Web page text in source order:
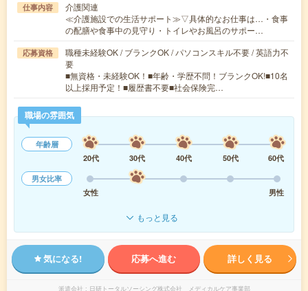
仕事内容
介護関連
≪介護施設での生活サポート≫▽具体的なお仕事は…・食事
の配膳や食事中の見守り・トイレやお風呂のサポー…
応募資格
職種未経験OK / ブランクOK / パソコンスキル不要 / 英語力不
要
■無資格・未経験OK！■年齢・学歴不問！ブランクOK!■10名
以上採用予定！■履歴書不要■社会保険完…
職場の雰囲気
年齢層
20代
30代 40代 50代
60代
男女比率
女性
男性
もっと見る
気になる! 応募へ進む 詳しく見る
派遣会社 日研トータルソーシング株式会社 メディカルケア事業部